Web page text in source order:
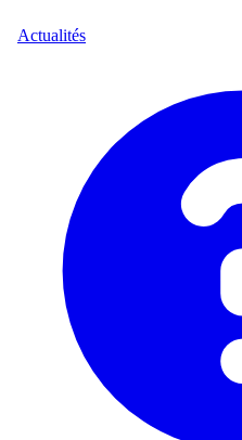
Actualités